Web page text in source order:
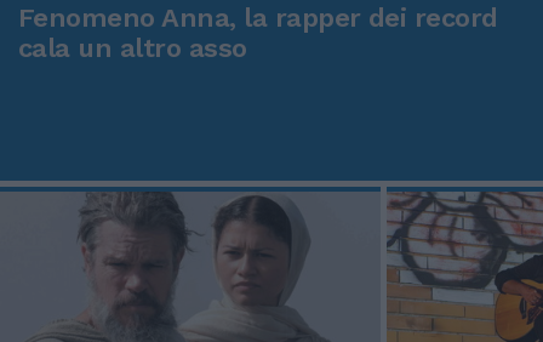
Fenomeno Anna, la rapper dei record
cala un altro asso